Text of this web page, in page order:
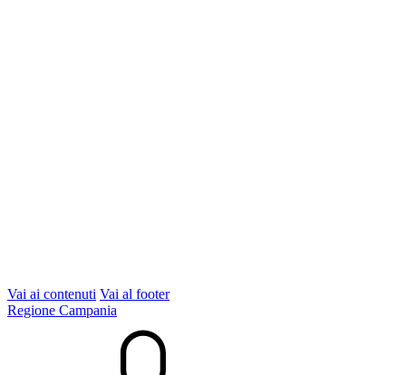
Vai ai contenuti Vai al footer
Regione Campania